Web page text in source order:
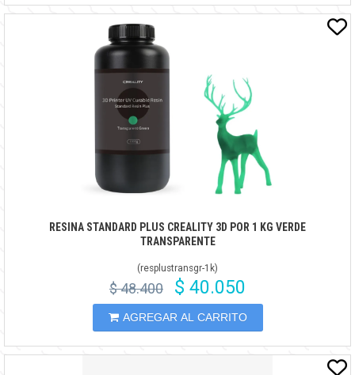
RESINA STANDARD PLUS CREALITY 3D POR 1 KG VERDE
TRANSPARENTE
(resplustransgr-1k)
$ 48.400 $ 40.050
AGREGAR AL CARRITO